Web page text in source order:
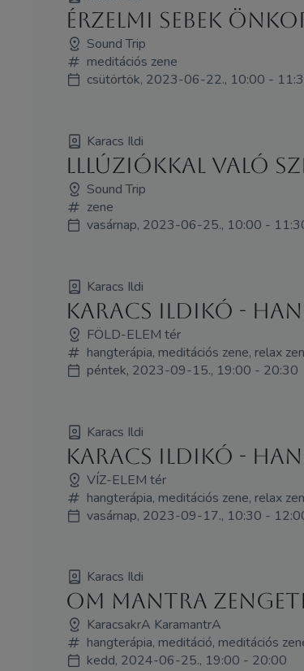
Érzelmi sebek
Sound Trip
meditációs zene
csütörtök, 2023-06-22., 10:00 -
Karacs Ildi
lllúziókkal való
Sound Trip
zene
vasárnap, 2023-06-25., 10:00 -
Karacs Ildi
Karacs Ildikó -
FÖLD-ELEM tér
hangterápia, meditációs zene, relax
péntek, 2023-09-15., 19:00 - 20:30
Karacs Ildi
Karacs Ildikó -
VÍZ-ELEM tér
hangterápia, meditációs zene, relax
vasárnap, 2023-09-17., 10:30 -
Karacs Ildi
Om mantra
KaracsakrA KaramantrA
hangterápia, meditáció, meditációs
kedd, 2024-06-25., 19:00 - 20:00